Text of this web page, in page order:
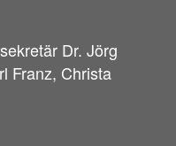
Dr. Jörg
Franz, Christa